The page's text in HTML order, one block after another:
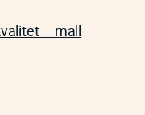
– mall